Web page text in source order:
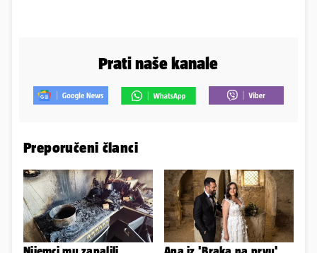
Prati naše kanale
Preporučeni članci